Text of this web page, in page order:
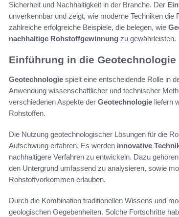
Sicherheit und Nachhaltigkeit in der Branche. Der
unverkennbar und zeigt, wie moderne Techniken
zahlreiche erfolgreiche Beispiele, die belegen, wie
nachhaltige Rohstoffgewinnung zu gewährleisten.
Einführung in die Geotechnologie
Geotechnologie spielt eine entscheidende Rolle in
Anwendung wissenschaftlicher und technischer
verschiedenen Aspekte der Geotechnologie liefern
Rohstoffen.
Die Nutzung geotechnologischer Lösungen für die
Aufschwung erfahren. Es werden innovative
nachhaltigere Verfahren zu entwickeln. Dazu
den Untergrund umfassend zu analysieren, sowie
Rohstoffvorkommen erlauben.
Durch die Kombination traditionellen Wissens und
geologischen Gegebenheiten. Solche Fortschritte